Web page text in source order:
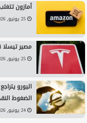
أمازون
25 يونيو, 2026 9:48 م
مصير تيسلا
25 يونيو, 2026 8:11 م
اليورو
الضغوط
24 يونيو, 2026 11:28 م